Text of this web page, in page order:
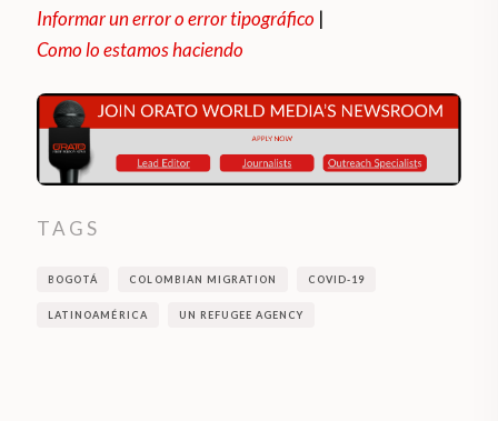
Informar un error o error tipográfico |
Como lo estamos haciendo
TAGS
BOGOTÁ COLOMBIAN MIGRATION COVID-19
LATINOAMÉRICA UN REFUGEE AGENCY